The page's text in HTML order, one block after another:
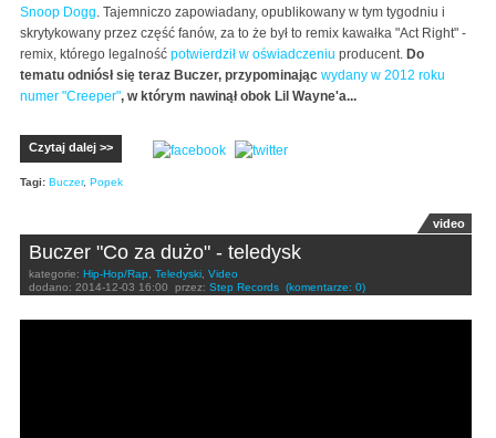
Snoop Dogg . Tajemniczo zapowiadany, opublikowany w tym tygodniu i
skrytykowany przez część fanów, za to że był to remix kawałka "Act Right" -
remix, którego legalność potwierdził w oświadczeniu producent. Do
tematu odniósł się teraz Buczer, przypominając wydany w 2012 roku
numer "Creeper", w którym nawinął obok Lil Wayne'a...
Czytaj dalej >>
Tagi: Buczer, Popek
video
Buczer "Co za dużo" - teledysk
kategorie: Hip-Hop/Rap Teledyski Video
dodano: 2014-12-03 16:00 przez: Step Records (komentarze: 0)